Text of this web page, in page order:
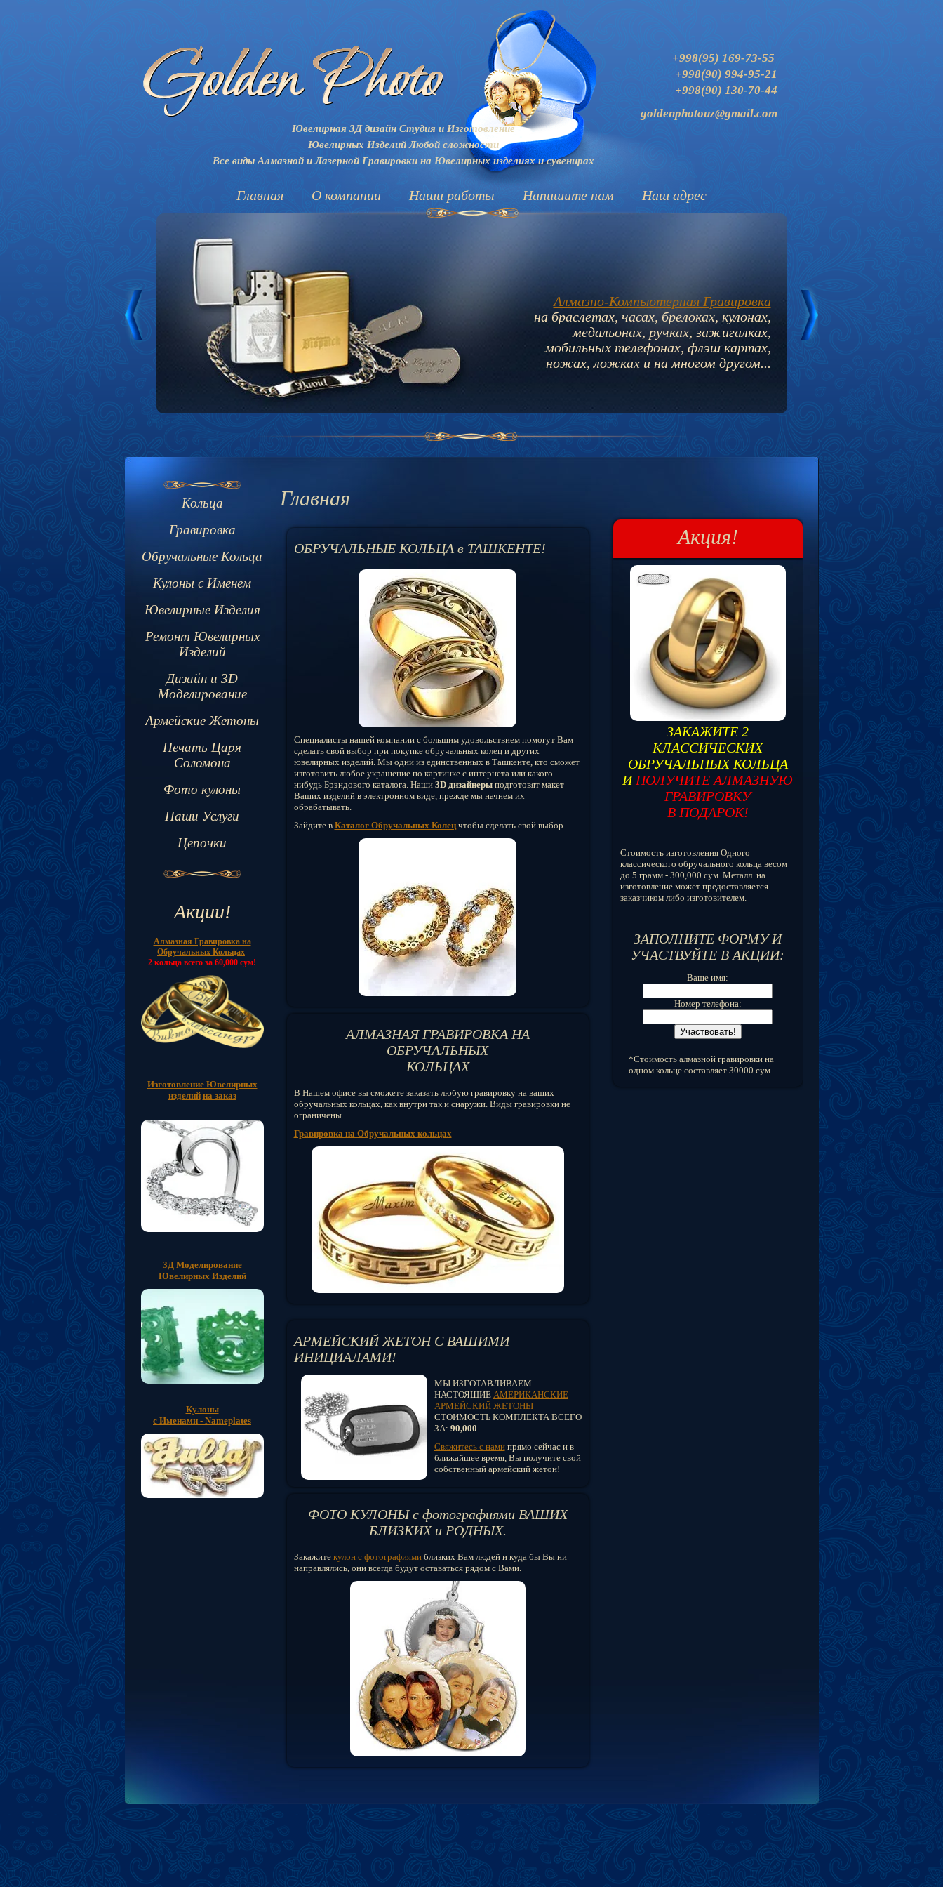
Ювелирная 3Д дизайн Студия и Изготовление
Ювелирных Изделий Любой сложности
Все виды Алмазной и Лазерной Гравировки на Ювелирных изделиях и сувенирах
+998(95) 169-73-55
+998(90) 994-95-21
+998(90) 130-70-44
goldenphotouz@gmail.com
Главная О компании Наши работы Напишите нам Наш адрес
Алмазно-Компьютерная Гравировка
на браслетах, часах, брелоках, кулонах,
медальонах, ручках,зажигалках,
мобильных телефонах, флэш картах,
ножах, ложках и на многом другом...
Кольца
Гравировка
Обручальные Кольца
Кулоны с Именем
Ювелирные Изделия
Ремонт Ювелирных
Изделий
Дизайн и 3D
Моделирование
Армейские Жетоны
Печать Царя
Соломона
Фото кулоны
Наши Услуги
Цепочки
Акции!
Алмазная Гравировка на
Обручальных Кольцах
2 кольца всего за 60,000 сум!
Изготовление Ювелирных
изделий на заказ
3Д Моделирование
Ювелирных Изделий
Кулоны
с Именами - Nameplates
Главная
ОБРУЧАЛЬНЫЕ КОЛЬЦА в ТАШКЕНТЕ!
Специалисты нашей компании с большим удовольствием помогут Вам
сделать свой выбор при покупке обручальных колец и других
ювелирных изделий. Мы одни из единственных в Ташкенте, кто сможет
изготовить любое украшение по картинке с интернета или какого
нибудь Брэндового каталога. Наши 3D дизайнерыподготовят макет
Ваших изделий в электронном виде, прежде мы начнем их
обрабатывать.
Зайдите в Каталог Обручальных Колец чтобы сделать свой выбор.
АЛМАЗНАЯ ГРАВИРОВКА НА
ОБРУЧАЛЬНЫХ
КОЛЬЦАХ
В Нашем офисе вы сможете заказать любую гравировку на ваших
обручальных кольцах, как внутри так и снаружи. Виды гравировки не
ограничены.
Гравировка на Обручальных кольцах
АРМЕЙСКИЙ ЖЕТОН С ВАШИМИ
ИНИЦИАЛАМИ!
МЫ ИЗГОТАВЛИВАЕМ
НАСТОЯЩИЕ АМЕРИКАНСКИЕ
АРМЕЙСКИЙ ЖЕТОНЫ
СТОИМОСТЬ КОМПЛЕКТА ВСЕГО
ЗА: 90,000
Свяжитесь с намипрямо сейчас и в
ближайшее время, Вы получите свой
собственный армейский жетон!
ФОТО КУЛОНЫ с фотографиями ВАШИХ
БЛИЗКИХ и РОДНЫХ.
Закажите кулон с фотографиямиблизких Вам людей и куда бы Вы ни
направлялись, они всегда будут оставаться рядом с Вами.
Акция!
ЗАКАЖИТЕ 2
КЛАССИЧЕСКИХ
ОБРУЧАЛЬНЫХ КОЛЬЦА
ИПОЛУЧИТЕ АЛМАЗНУЮ
ГРАВИРОВКУ
В ПОДАРОК!
Стоимость изготовления Одного
классического обручального кольца весом
до 5 грамм - 300,000 сум. Металл на
изготовление может предоставляется
заказчиком либо изготовителем.
ЗАПОЛНИТЕ ФОРМУ И
УЧАСТВУЙТЕ В АКЦИИ:
Ваше имя:
Номер телефона:
*Стоимость алмазной гравировки на
одном кольце составляет 30000 сум.